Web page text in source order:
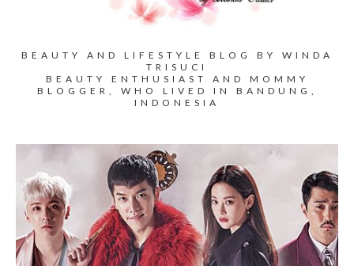
BEAUTY AND LIFESTYLE BLOG BY WINDA
TRISUCI
BEAUTY ENTHUSIAST AND MOMMY
BLOGGER, WHO LIVED IN BANDUNG,
INDONESIA